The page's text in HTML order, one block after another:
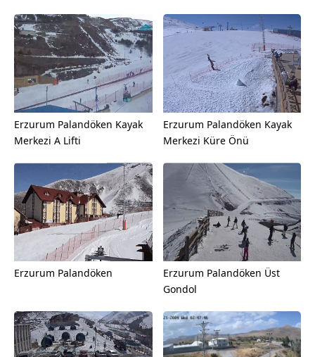
Erzurum Palandöken Kayak
Merkezi A Lifti
Erzurum Palandöken Kayak
Merkezi Küre Önü
Erzurum Palandöken
Erzurum Palandöken Üst
Gondol